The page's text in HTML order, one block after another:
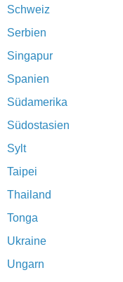
Schweiz
Serbien
Singapur
Spanien
Südamerika
Südostasien
Sylt
Taipei
Thailand
Tonga
Ukraine
Ungarn